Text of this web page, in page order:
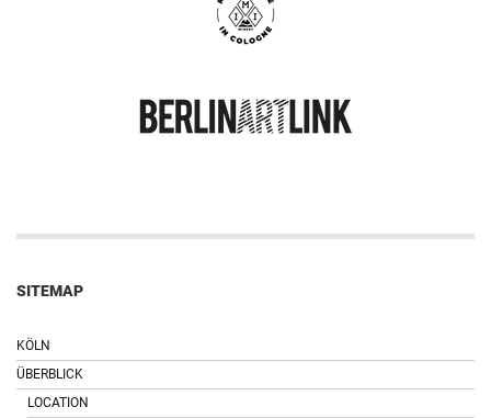
SITEMAP
KÖLN
ÜBERBLICK
LOCATION